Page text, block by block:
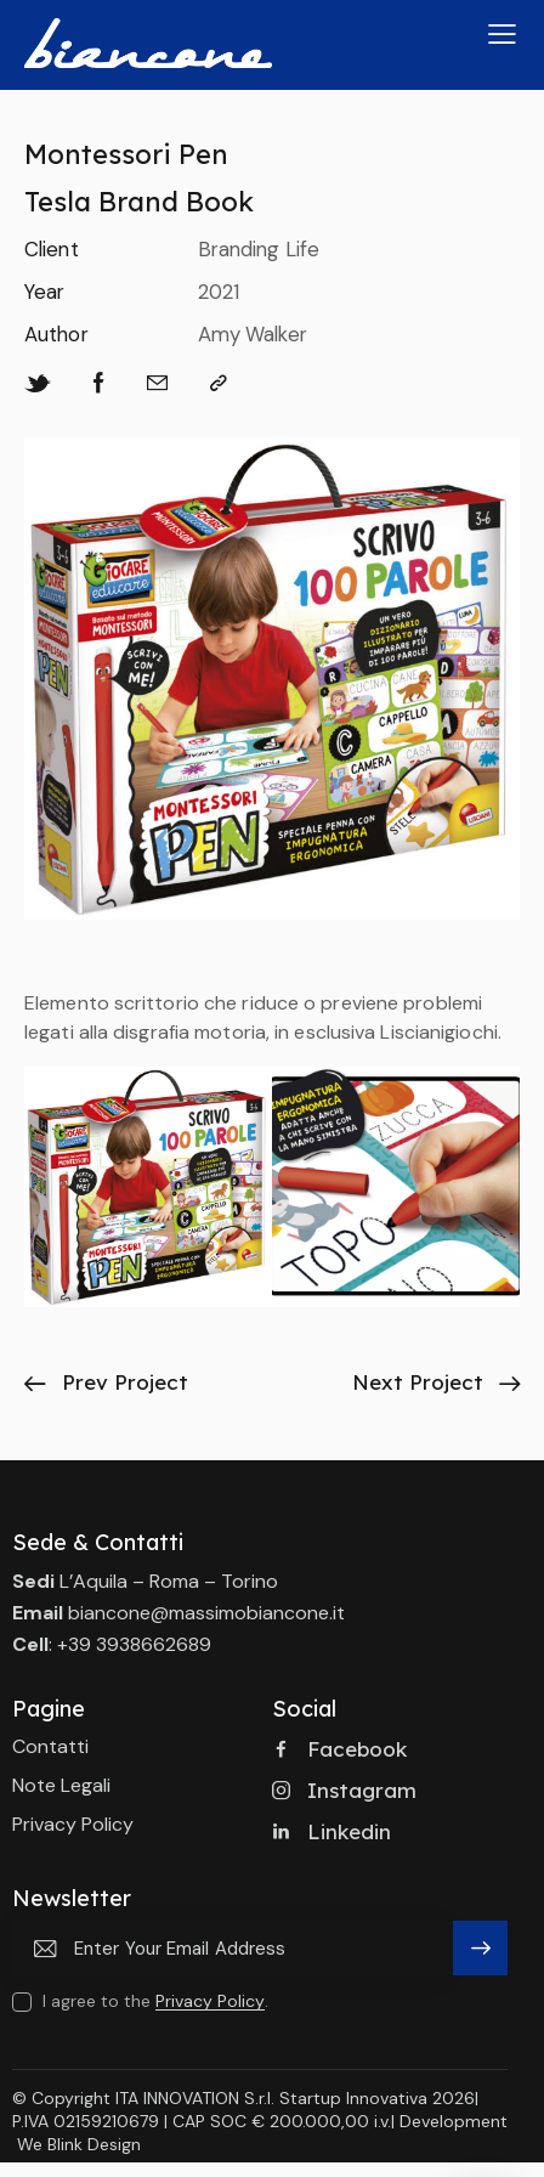
Montessori Pen
Tesla Brand Book
Client
Branding Life
Year
2021
Author
Amy Walker
Elemento scrittorio che riduce o previene problemi
legati alla disgrafia motoria, in esclusiva Liscianigiochi.
Prev Project Next Project
Sede & Contatti
SediL’Aquila – Roma – Torino
Emailbiancone@massimobiancone.it
Cell: +39 3938662689
Pagine
Contatti
Note Legali
Privacy Policy
Social
Facebook
Instagram
Linkedin
Newsletter
Subscri
I agree to the Privacy Policy.
© Copyright ITA INNOVATION S.r.l. Startup Innovativa 2026|
P.IVA 02159210679 | CAP SOC € 200.000,00 i.v.| Development
We Blink Design